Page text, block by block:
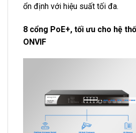
ổn định với hiệu suất tối đa.
8 cổng PoE+, tối ưu cho hệ
ONVIF